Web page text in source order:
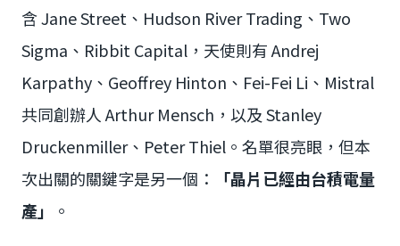
含 Jane Street、Hudson River Trading、Two
Sigma、Ribbit Capital，天使則有 Andrej
Karpathy、Geoffrey Hinton、Fei-Fei Li、Mistral
共同創辦人 Arthur Mensch，以及 Stanley
Druckenmiller、Peter Thiel。名單很亮眼，但本
次出關的關鍵字是另一個：
「晶片已經由台積電量
產」
。